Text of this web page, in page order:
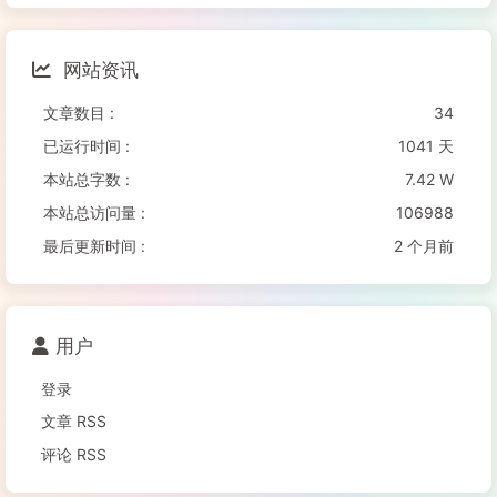
网站资讯
文章数目 :
34
已运行时间 :
1041 天
本站总字数 :
7.42 W
本站总访问量 :
106988
最后更新时间 :
2 个月前
用户
登录
文章 RSS
评论 RSS